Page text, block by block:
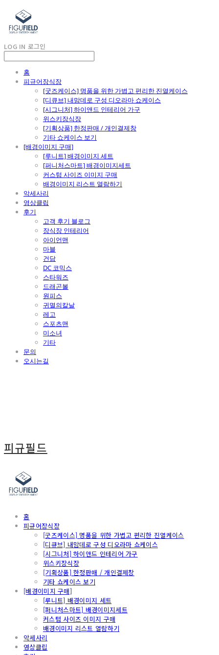
LOG IN 로그인
홈
피규어장식장
[굿즈케이스] 명품을 위한 가볍고 편리한 진열케이스
[디큐브] 내맘데로 구성 디오라마 쇼케이스
[시그니처] 하이앤드 인테리어 가구
위스키장식장
[기획상품] 한정판매 / 개인결제창
기타 쇼케이스 보기
[배경이미지 구매]
[루니트] 배경이미지 세트
[퍼니처스마트] 배경이미지세트
커스텀 사이즈 이미지 구매
배경이미지 리스트 열람하기
악세사리
영상클립
후기
고객 후기 블로그
장식장 인테리어
아이언맨
마블
건담
DC 코믹스
스타워즈
드래곤볼
원피스
귀멸의칼날
레고
스포츠맨
미소녀
기타
문의
오시는길
피규필드
홈
피규어장식장
[굿즈케이스] 명품을 위한 가볍고 편리한 진열케이스
[디큐브] 내맘데로 구성 디오라마 쇼케이스
[시그니처] 하이앤드 인테리어 가구
위스키장식장
[기획상품] 한정판매 / 개인결제창
기타 쇼케이스 보기
[배경이미지 구매]
[루니트] 배경이미지 세트
[퍼니처스마트] 배경이미지세트
커스텀 사이즈 이미지 구매
배경이미지 리스트 열람하기
악세사리
영상클립